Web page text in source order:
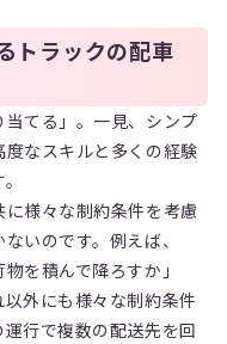
トラックの配車
当てる」。一見、シンプ
なスキルと多くの経験
様々な制約条件を考慮
いのです。例えば、
を積んで降ろすか」
以外にも様々な制約条件
行で複数の配送先を回